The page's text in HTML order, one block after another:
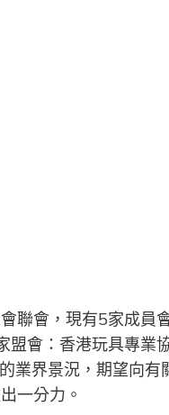
聯會，現有5家成
會：香港玩具專
界景況，期望向
一分力。